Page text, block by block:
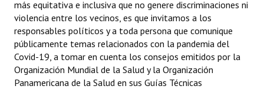
más equitativa e inclusiva que no genere discriminaciones ni
violencia entre los vecinos, es que invitamos a los
responsables políticos y a toda persona que comunique
públicamente temas relacionados con la pandemia del
Covid-19, a tomar en cuenta los consejos emitidos por la
Organización Mundial de la Salud y la Organización
Panamericana de la Salud en sus Guías Técnicas